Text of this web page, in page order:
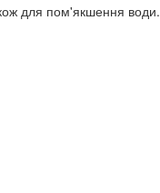
для пом'якшення води.